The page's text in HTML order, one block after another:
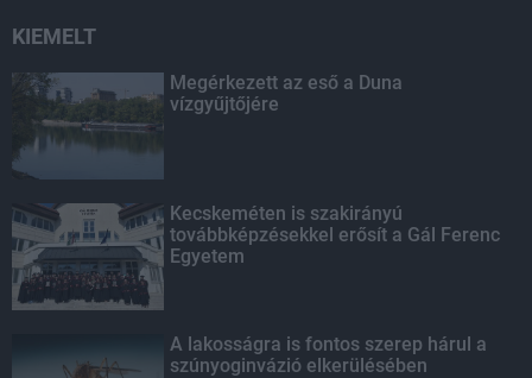
KIEMELT
Megérkezett az eső a Duna
vízgyűjtőjére
Kecskeméten is szakirányú
továbbképzésekkel erősít a Gál Ferenc
Egyetem
A lakosságra is fontos szerep hárul a
szúnyoginvázió elkerülésében